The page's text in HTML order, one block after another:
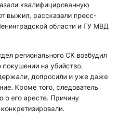
квалифицированную
выжил, рассказали пресс-
области и ГУ МВД
регионального СК возбудил
покушении на убийство.
допросили и уже даже
Кроме того, следователь
о его аресте. Причину